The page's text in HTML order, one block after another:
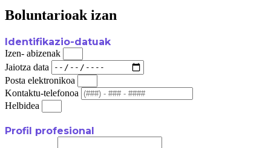
Boluntarioak izan
Identifikazio-datuak
Izen- abizenak
Jaiotza data
Posta elektronikoa
Kontaktu-telefonoa
Helbidea
Profil profesional